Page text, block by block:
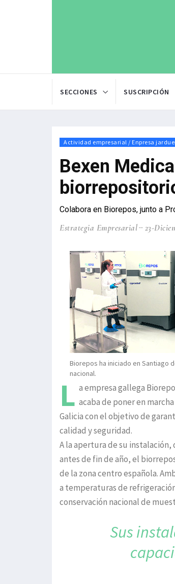
SECCIONES SUSCRIPCIÓN
Actividad empresarial / Enpresa
Bexen
Colabora en Biorepos, junto a
Estrategia Empresarial 23-
Biorepos ha iniciado en Santiago
nacional.
L a empresa gallega
acaba de poner en
Galicia con el objetivo de
calidad y seguridad.
A la apertura de su
antes de fin de año, el
de la zona centro española.
a temperaturas de
conservación nacional de
Sus